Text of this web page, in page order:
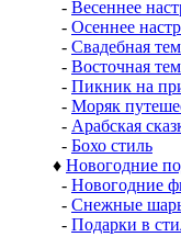
- Весеннее
- Осеннее
- Свадебная
- Восточная
- Пикник на
- Моряк
- Арабская
- Бохо стиль
♦ Новогодние
- Новогодние
- Снежные
- Подарки в